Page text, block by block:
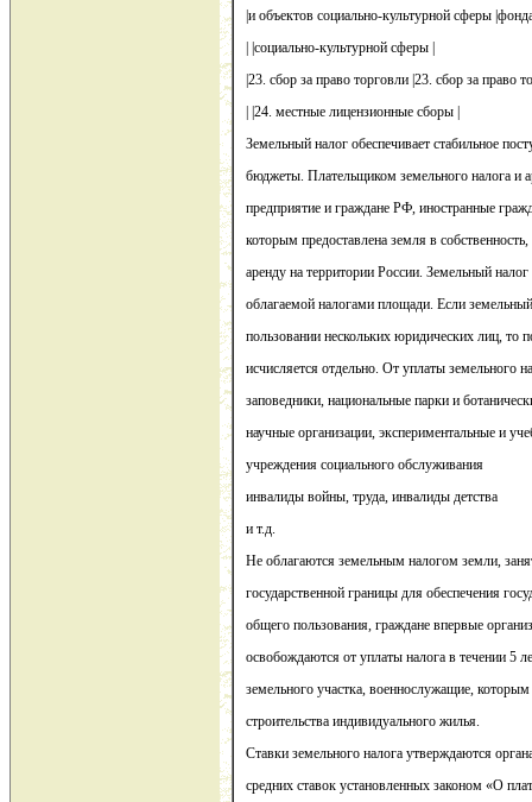
|и объектов социально-культурной сферы
| |социально-культурной сферы |
|23. сбор за право торговли |23. сбор за право
| |24. местные лицензионные сборы |
Земельный налог обеспечивает стабильное
бюджеты. Плательщиком земельного налога и
предприятие и граждане РФ, иностранные
которым предоставлена земля в
аренду на территории России. Земельный налог
облагаемой налогами площади. Если
пользовании нескольких юридических лиц, то
исчисляется отдельно. От уплаты земельного
заповедники, национальные парки и
научные организации, экспериментальные и
учреждения социального обслуживания
инвалиды войны, труда, инвалиды детства
и т.д.
Не облагаются земельным налогом земли,
государственной границы для обеспечения
общего пользования, граждане впервые
освобождаются от уплаты налога в течении 5
земельного участка, военнослужащие,
строительства индивидуального жилья.
Ставки земельного налога утверждаются
средних ставок установленных законом «О